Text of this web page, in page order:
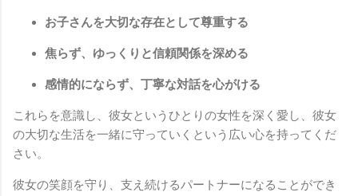
お子さんを大切な存在として尊重する
焦らず、ゆっくりと信頼関係を深める
感情的にならず、丁寧な対話を心がける
これらを意識し、彼女というひとりの女性を深く愛し、彼女
の大切な生活を一緒に守っていくという広い心を持ってくだ
さい。
彼女の笑顔を守り、支え続けるパートナーになることができ